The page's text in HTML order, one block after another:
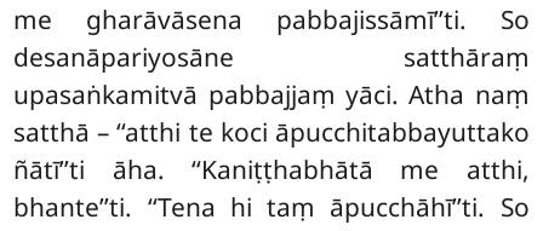
me gharāvāsena pabbajissāmī’’ti. So
desanāpariyosāne satthāraṃ
upasaṅkamitvā pabbajjaṃ yāci. Atha naṃ
satthā – ‘‘atthi te koci āpucchitabbayuttako
ñātī’’ti āha. ‘‘Kaniṭṭhabhātā me atthi,
bhante’’ti. ‘‘Tena hi taṃ āpucchāhī’’ti. So